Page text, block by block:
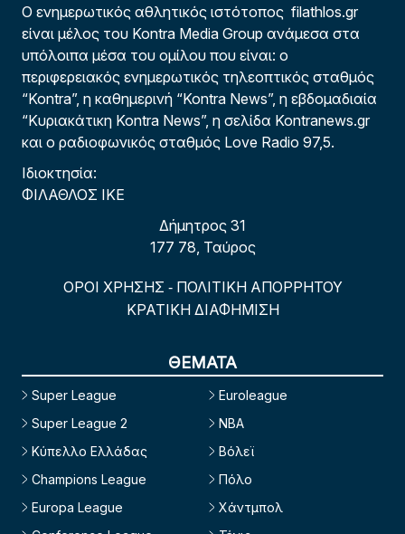
Ο ενημερωτικός αθλητικός ιστότοπος filathlos.gr
είναι μέλος του Kontra Media Group ανάμεσα στα
υπόλοιπα μέσα του ομίλου που είναι: ο
περιφερειακός ενημερωτικός τηλεοπτικός σταθμός
“Kontra”, η καθημερινή “Kontra News”, η εβδομαδιαία
“Κυριακάτικη Kontra News”, η σελίδα Kontranews.gr
και ο ραδιοφωνικός σταθμός Love Radio 97,5.
Ιδιοκτησία:
ΦΙΛΑΘΛΟΣ ΙΚΕ
Δήμητρος 31
177 78, Ταύρος
ΟΡΟΙ ΧΡΗΣΗΣ - ΠΟΛΙΤΙΚΗ ΑΠΟΡΡΗΤΟΥ
ΚΡΑΤΙΚΗ ΔΙΑΦΗΜΙΣΗ
ΘΕΜΑΤΑ
Super League
Super League 2
Κύπελλο Ελλάδας
Champions League
Europa League
Euroleague
NBA
Βόλεϊ
Πόλο
Χάντμπολ